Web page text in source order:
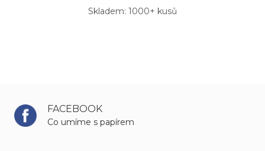
Skladem: 1000+ kusů
FACEBOOK
Co umíme s papírem